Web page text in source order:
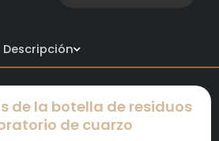
Descripción
de la botella de residuos
de cuarzo